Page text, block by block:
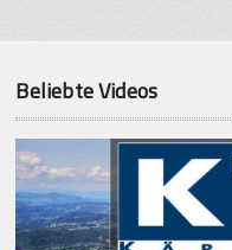
Beliebte Videos